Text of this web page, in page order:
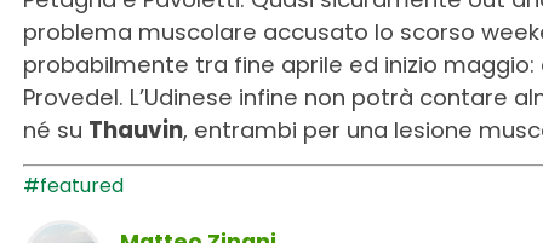
problema muscolare accusato lo scorso
probabilmente tra fine aprile ed inizio
Provedel. L’Udinese infine non potrà contare
né su Thauvin, entrambi per una lesione
#featured